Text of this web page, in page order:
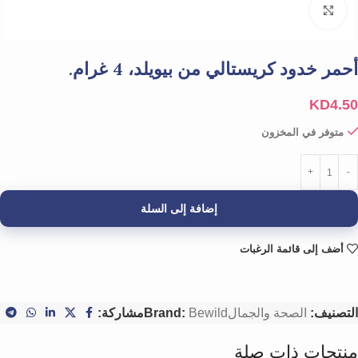
أحمر خدود كريستالي من بيويلد، 4 غرام.
KD4.50
متوفر في المخزون
إضافة إلى السلة
أضف إلى قائمة الرغبات
التصنيف: الصحة والجمال Brand: Bewild مشاركة:
منتجات ذات صلة